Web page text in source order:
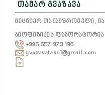
თამარ გვაზავა
მეცნიერ თანამშრომელი,
ბიოფიზიკის ლაბორატორია
+995 557 973 196
gvazavatako1@gmail.com